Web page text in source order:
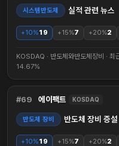
시스템반도체 실적 관련 뉴스
+10%19 +15%7 +20%2
KOSDAQ · 반도체와반도체장비 ·
14.67%
69 에이팩트 KOSDAQ
반도체 장비 반도체 장비 증
+10%19 +15%7 +20%2